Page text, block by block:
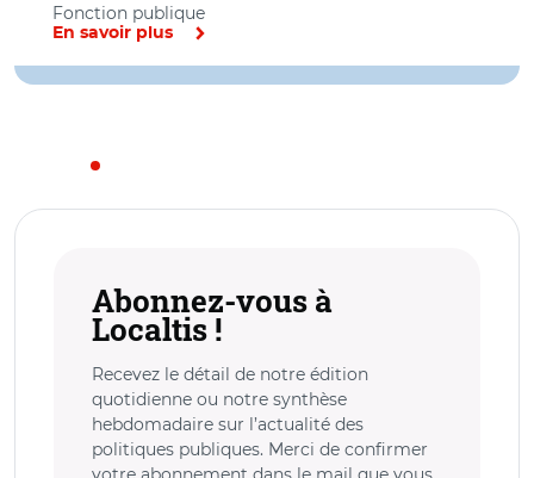
Fonction publique
En savoir plus
Abonnez-vous à
Localtis !
Recevez le détail de notre édition
quotidienne ou notre synthèse
hebdomadaire sur l’actualité des
politiques publiques. Merci de confirmer